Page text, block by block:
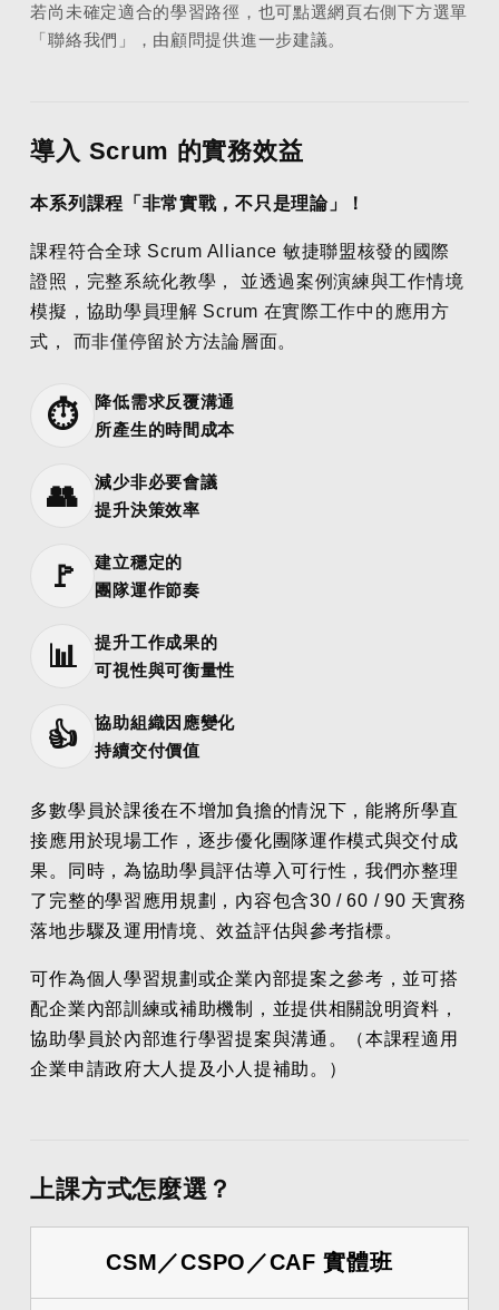
若尚未確定適合的學習路徑，也可點選網頁右側下方選單
「聯絡我們」，由顧問提供進一步建議。
導入 Scrum 的實務效益
本系列課程「非常實戰，不只是理論」！
課程符合全球 Scrum Alliance 敏捷聯盟核發的國際
證照，完整系統化教學， 並透過案例演練與工作情境
模擬，協助學員理解 Scrum 在實際工作中的應用方
式， 而非僅停留於方法論層面。
⏱
降低需求反覆溝通
所產生的時間成本
👥
減少非必要會議
提升決策效率
🚩
建立穩定的
團隊運作節奏
📊
提升工作成果的
可視性與可衡量性
👍
協助組織因應變化
持續交付價值
多數學員於課後在不增加負擔的情況下，能將所學直
接應用於現場工作，逐步優化團隊運作模式與交付成
果。同時，為協助學員評估導入可行性，我們亦整理
了完整的學習應用規劃，內容包含30 / 60 / 90 天實務
落地步驟及運用情境、效益評估與參考指標。
可作為個人學習規劃或企業內部提案之參考，並可搭
配企業內部訓練或補助機制，並提供相關說明資料，
協助學員於內部進行學習提案與溝通。（本課程適用
企業申請政府大人提及小人提補助。）
上課方式怎麼選？
CSM／CSPO／CAF 實體班